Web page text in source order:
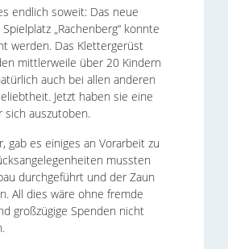
endlich soweit: Das neue
„Rachenberg“ konnte
werden. Das Klettergerüst
mittlerweile über 20 Kindern
auch bei allen anderen
Jetzt haben sie eine
sich auszutoben.
gab es einiges an Vorarbeit zu
mussten
durchgeführt und der Zaun
All dies wäre ohne fremde
großzügige Spenden nicht